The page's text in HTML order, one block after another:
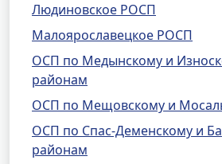
Людиновское РОСП
Малоярославецкое РОСП
ОСП по Медынскому и
районам
ОСП по Мещовскому и
ОСП по Спас-Деменскому и
районам